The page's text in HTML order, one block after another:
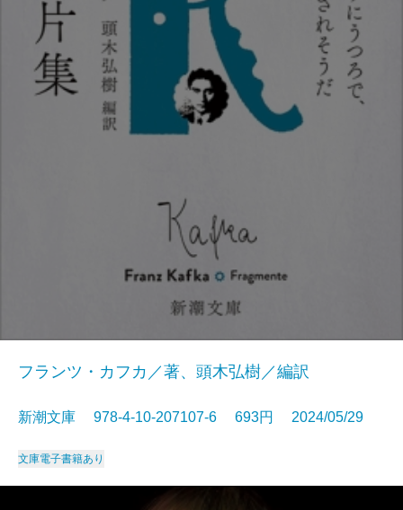
フランツ・カフカ／著、頭木弘樹／編訳
新潮文庫 978-4-10-207107-6 693円 2024/05/29
文庫電子書籍あり